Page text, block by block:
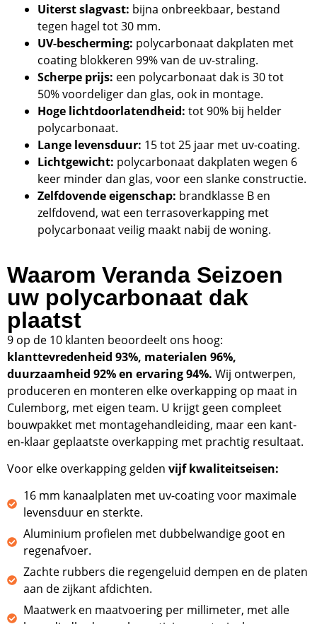
Uiterst slagvast: bijna onbreekbaar, bestand
tegen hagel tot 30 mm.
UV-bescherming: polycarbonaat dakplaten met
coating blokkeren 99% van de uv-straling.
Scherpe prijs: een polycarbonaat dak is 30 tot
50% voordeliger dan glas, ook in montage.
Hoge lichtdoorlatendheid: tot 90% bij helder
polycarbonaat.
Lange levensduur: 15 tot 25 jaar met uv-coating.
Lichtgewicht: polycarbonaat dakplaten wegen 6
keer minder dan glas, voor een slanke constructie.
Zelfdovende eigenschap: brandklasse B en
zelfdovend, wat een terrasoverkapping met
polycarbonaat veilig maakt nabij de woning.
Waarom Veranda Seizoen
uw polycarbonaat dak
plaatst
9 op de 10 klanten beoordeelt ons hoog:
klanttevredenheid 93%, materialen 96%,
duurzaamheid 92% en ervaring 94%. Wij ontwerpen,
produceren en monteren elke overkapping op maat in
Culemborg, met eigen team. U krijgt geen compleet
bouwpakket met montagehandleiding, maar een kant-
en-klaar geplaatste overkapping met prachtig resultaat.
Voor elke overkapping gelden vijf kwaliteitseisen:
16 mm kanaalplaten met uv-coating voor maximale
levensduur en sterkte.
Aluminium profielen met dubbelwandige goot en
regenafvoer.
Zachte rubbers die regengeluid dempen en de platen
aan de zijkant afdichten.
Maatwerk en maatvoering per millimeter, met alle